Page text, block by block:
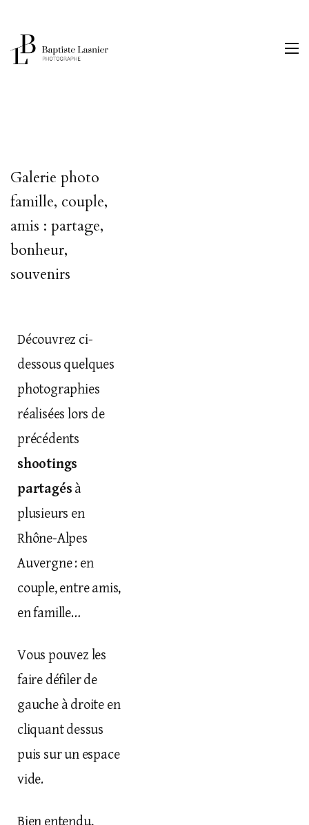
Galerie photo
famille, couple,
amis : partage,
bonheur,
souvenirs
Découvrez ci-
dessous quelques
photographies
réalisées lors de
précédents
shootings
partagés à
plusieurs en
Rhône-Alpes
Auvergne : en
couple, entre amis,
en famille…
Vous pouvez les
faire défiler de
gauche à droite en
cliquant dessus
puis sur un espace
vide.